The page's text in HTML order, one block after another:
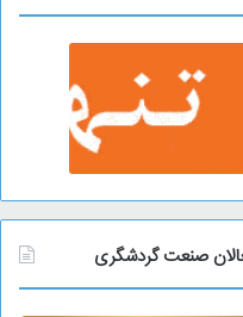
صنعت گردشگری